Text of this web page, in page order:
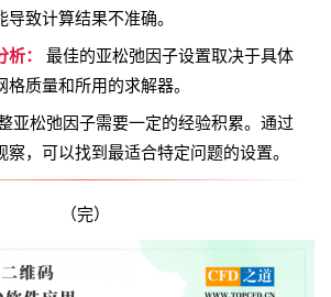
致计算结果不准确。
：
最佳的亚松弛因子设置取决于具体
格质量和所用的求解器。
亚松弛因子需要一定的经验积累。通过
察，可以找到最适合特定问题的设置。
（完）